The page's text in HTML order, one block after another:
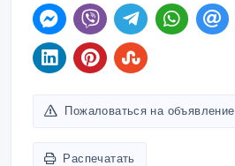
Пожаловаться на объявление
Распечатать